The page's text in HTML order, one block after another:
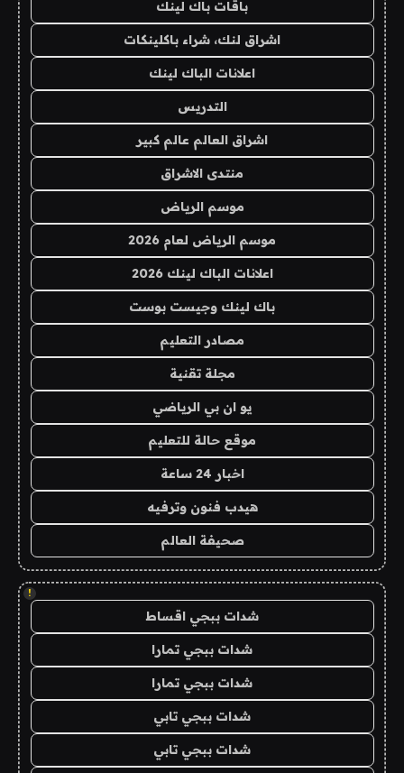
باقات باك لينك
اشراق لنك، شراء باكلينكات
اعلانات الباك لينك
التدريس
اشراق العالم عالم كبير
منتدى الاشراق
موسم الرياض
موسم الرياض لعام 2026
اعلانات الباك لينك 2026
باك لينك وجيست بوست
مصادر التعليم
مجلة تقنية
يو ان بي الرياضي
موقع حالة للتعليم
اخبار 24 ساعة
هيدب فنون وترفيه
صحيفة العالم
!
شدات ببجي اقساط
شدات ببجي تمارا
شدات ببجي تمارا
شدات ببجي تابي
شدات ببجي تابي